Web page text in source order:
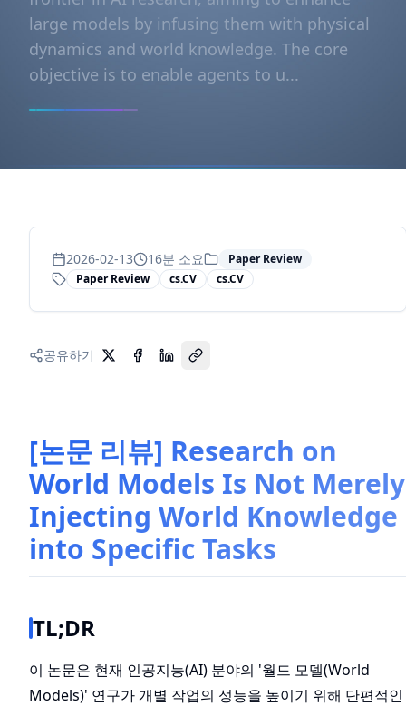
large models by infusing them with physical
dynamics and world knowledge. The core
objective is to enable agents to u...
2026-02-13 16분 소요
Paper Review
Paper Review
cs.CV cs.CV
공유하기
[논문 리뷰] Research on
World Models Is Not Merely
Injecting World Knowledge
into Specific Tasks
TL;DR
이 논문은 현재 인공지능(AI) 분야의 '월드 모델(World
Models)' 연구가 개별 작업의 성능을 높이기 위해 단편적인